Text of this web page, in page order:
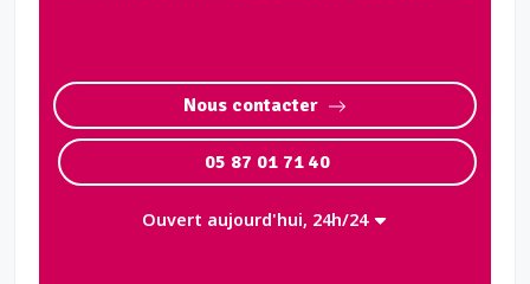
Nous contacter
05 87 01 71 40
Ouvert aujourd'hui, 24h/24